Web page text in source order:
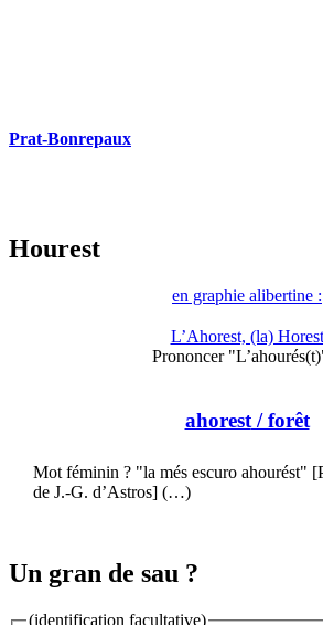
Prat-Bonrepaux
Hourest
en graphie alibertine :
L’Ahorest, (la) Horest
Prononcer
ahorest/ forêt
Mot féminin ? "la més escuro ahourést"
de J.-G. d’Astros] (…)
Un gran de sau ?
(identification facultative)